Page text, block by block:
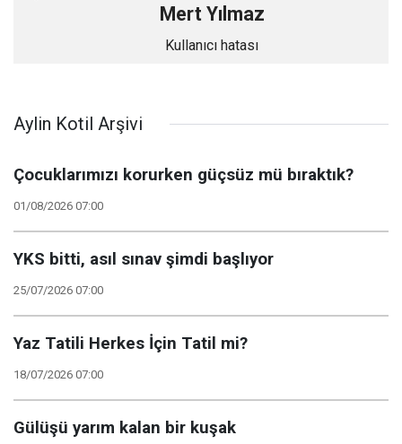
Mert Yılmaz
Kullanıcı hatası
Aylin Kotil Arşivi
Çocuklarımızı korurken güçsüz mü bıraktık?
01/08/2026 07:00
YKS bitti, asıl sınav şimdi başlıyor
25/07/2026 07:00
Yaz Tatili Herkes İçin Tatil mi?
18/07/2026 07:00
Gülüşü yarım kalan bir kuşak